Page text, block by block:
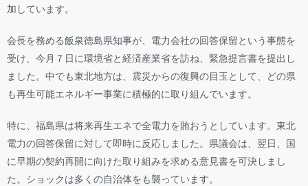
加しています。
会長を務める飯泉徳島県知事が、電力会社の回答保留という事態を
受け、今月７日に環境省と経済産業省を訪ね、緊急提言書を提出し
ました。中でも東北地方は、震災からの復興の目玉として、どの県
も再生可能エネルギー事業に積極的に取り組んでいます。
特に、福島県は将来再生エネで全電力を賄おうとしています。東北
電力の回答保留に対して即時に反応しました。県議会は、翌日、国
に早期の契約再開に向けた取り組みを求める意見書を可決しまし
た。ショックは多くの自治体をも襲っています。